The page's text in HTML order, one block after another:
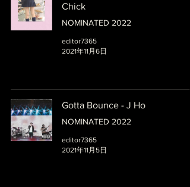
Chick
NOMINATED 2022
editor7365
2021年11月6日
Gotta Bounce - J Ho
NOMINATED 2022
editor7365
2021年11月5日